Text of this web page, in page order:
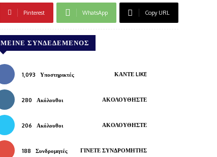
Pinterest WhatsApp Copy URL
ΜΕΊΝΕ ΣΥΝΔΕΔΕΜΈΝΟΣ
1,093 Υποστηρικτές ΚΆΝΤΕ LIKE
280 Ακόλουθοι ΑΚΟΛΟΥΘΉΣΤΕ
206 Ακόλουθοι ΑΚΟΛΟΥΘΉΣΤΕ
188 Συνδρομητές ΓΊΝΕΤΕ ΣΥΝΔΡΟΜΗΤΉΣ